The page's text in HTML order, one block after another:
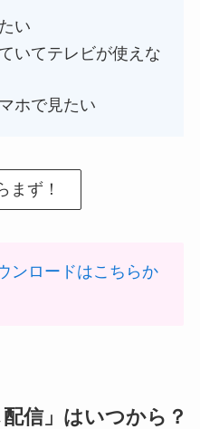
い
いてテレビが使えな
ホで見たい
まず！
ンロードはこちらか
信」はいつから？